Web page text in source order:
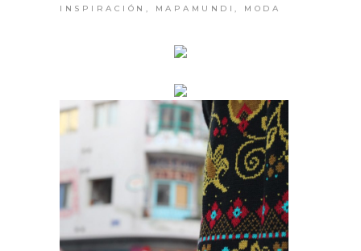
INSPIRACIÓN , MAPAMUNDI , MODA